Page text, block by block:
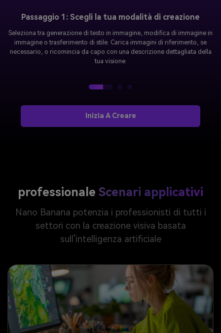
Passaggio 2: crea il tuo Prompt perfetto
Usa il linguaggio naturale per descrivere l'immagine desiderata. Includi
dettagli su stile, illuminazione, composizione, colori e umore. Prova i
suggerimenti come "headshot professionale con illuminazione morbida"
o "Paesaggio fantastico con atmosfera mistica".
Inizia A Creare
professionale Scenari applicativi
Nano Banana potenzia i professionisti di tutti i
settori con la creazione visiva basata
sull'intelligenza artificiale